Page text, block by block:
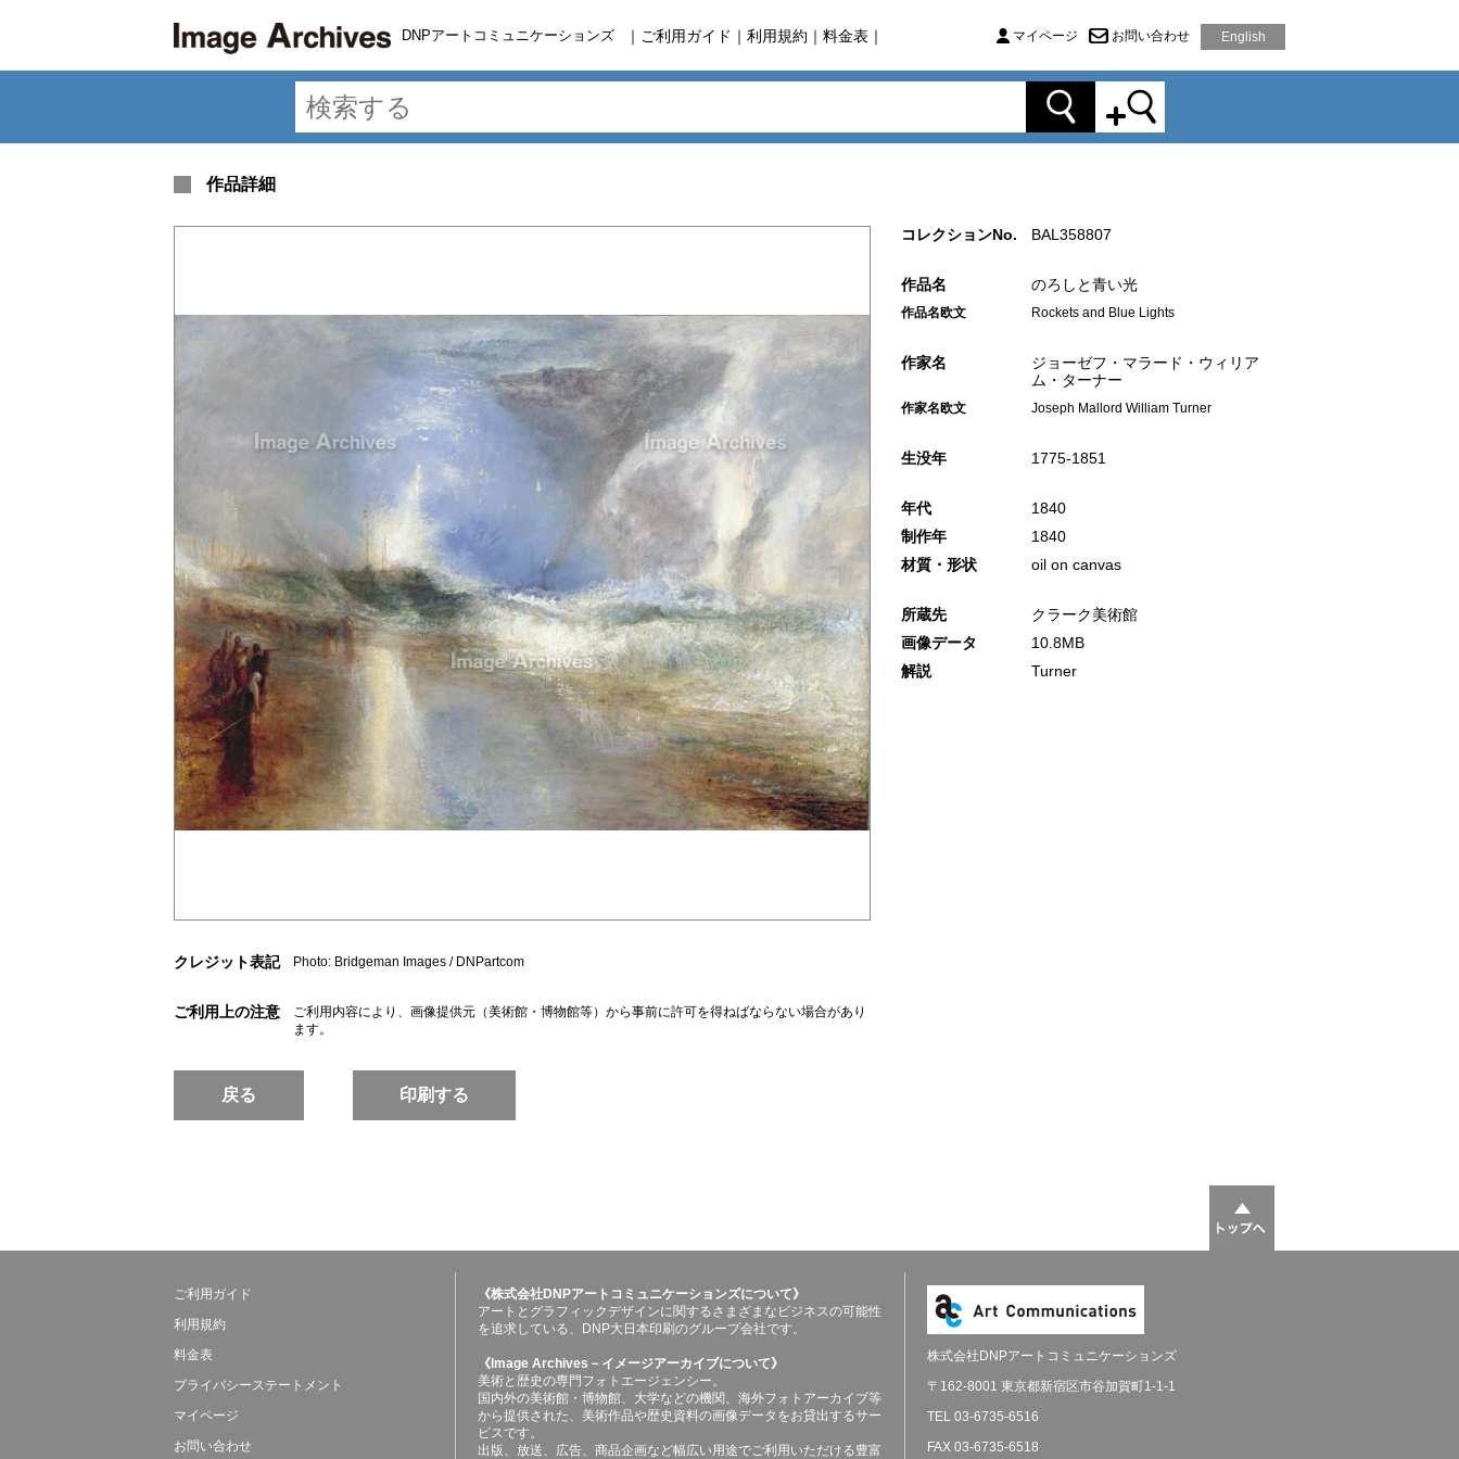
DNPアートコミュニケーションズ ｜ ご利用ガイド ｜ 利用規約 ｜ 料金表 ｜ マイページ お問い合わせ English
作品詳細
クレジット表記 Photo: Bridgeman Images / DNPartcom
ご利用上の注意
ご利用内容により、画像提供元（美術館・博物館等）から事前に許可を得ねばならない場合があり
ます。
戻る 印刷する
コレクションNo. BAL358807
作品名 のろしと青い光
作品名欧文 Rockets and Blue Lights
作家名
ジョーゼフ・マラード・ウィリア
ム・ターナー
作家名欧文 Joseph Mallord William Turner
生没年 1775‐1851
年代
1840
制作年
1840
材質・形状
oil on canvas
所蔵先
クラーク美術館
画像データ
10.8MB
解説
Turner
ご利用ガイド
利用規約
料金表
プライバシーステートメント
マイページ
お問い合わせ
《株式会社DNPアートコミュニケーションズについて》
アートとグラフィックデザインに関するさまざまなビジネスの可能性
を追求している、DNP大日本印刷のグループ会社です。
《Image Archives－イメージアーカイブについて》
美術と歴史の専門フォトエージェンシー。
国内外の美術館・博物館、大学などの機関、海外フォトアーカイブ等
から提供された、美術作品や歴史資料の画像データをお貸出するサー
ビスです。
出版、放送、広告、商品企画など幅広い用途でご利用いただける豊富
株式会社DNPアートコミュニケーションズ
〒162-8001 東京都新宿区市谷加賀町1-1-1
TEL 03-6735-6516
FAX 03-6735-6518